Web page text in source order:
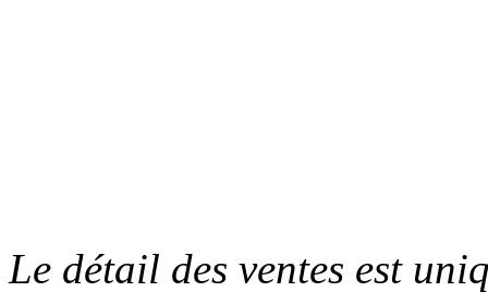
Le détail des ventes est